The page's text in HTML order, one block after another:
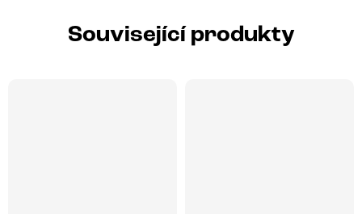
Související produkty